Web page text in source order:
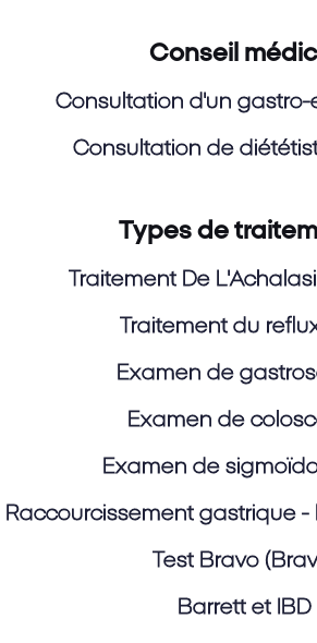
Conseil
Consultation d'un
Consultation de
Types de
Traitement De
Traitement du
Examen de
Examen de
Examen de
Raccourcissement gastrique
Test Bravo
Barrett et IBD